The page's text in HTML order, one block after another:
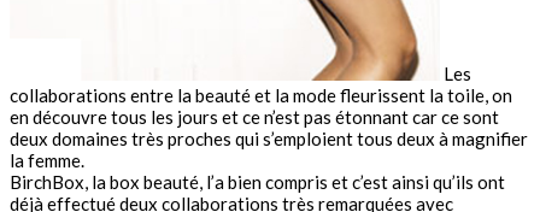
Les
collaborations entre la beauté et la mode fleurissent la toile, on
en découvre tous les jours et ce n’est pas étonnant car ce sont
deux domaines très proches qui s’emploient tous deux à magnifier
la femme.
BirchBox, la box beauté, l’a bien compris et c’est ainsi qu’ils ont
déjà effectué deux collaborations très remarquées avec